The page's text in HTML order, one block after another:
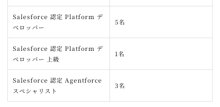
Salesforce 認定 Platform デ
ベロッパー
5名
Salesforce 認定 Platform デ
ベロッパー 上級
1名
Salesforce 認定 Agentforce
スペシャリスト
3名